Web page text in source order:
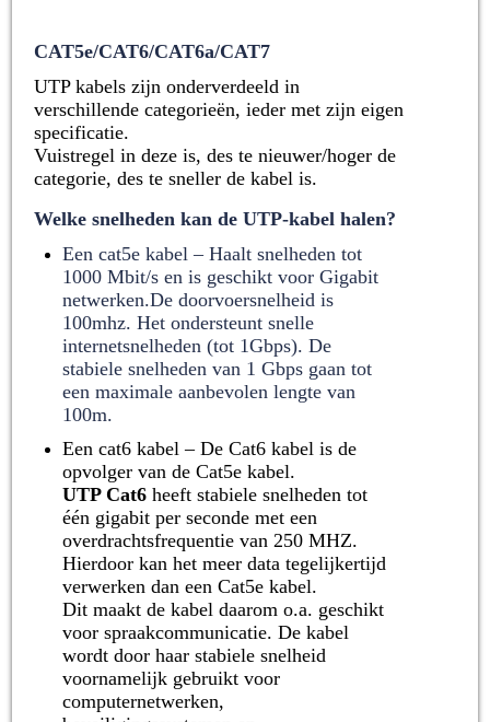
CAT5e/CAT6/CAT6a/CAT7
UTP kabels zijn onderverdeeld in
verschillende categorieën, ieder met zijn eigen
specificatie.
Vuistregel in deze is, des te nieuwer/hoger de
categorie, des te sneller de kabel is.
Welke snelheden kan de UTP-kabel halen?
Een cat5e kabel – Haalt snelheden tot
1000 Mbit/s en is geschikt voor Gigabit
netwerken.De doorvoersnelheid is
100mhz. Het ondersteunt snelle
internetsnelheden (tot 1Gbps). De
stabiele snelheden van 1 Gbps gaan tot
een maximale aanbevolen lengte van
100m.
Een cat6 kabel – De Cat6 kabel is de
opvolger van de Cat5e kabel.
UTP Cat6heeft stabiele snelheden tot
één gigabit per seconde met een
overdrachtsfrequentie van 250 MHZ.
Hierdoor kan het meer data tegelijkertijd
verwerken dan een Cat5e kabel.
Dit maakt de kabel daarom o.a. geschikt
voor spraakcommunicatie. De kabel
wordt door haar stabiele snelheid
voornamelijk gebruikt voor
computernetwerken,